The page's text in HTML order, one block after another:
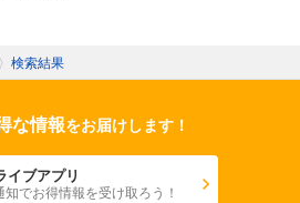
〉 検索結果
な情報をお届けします！
イブアプリ
知でお得情報を受け取ろう！